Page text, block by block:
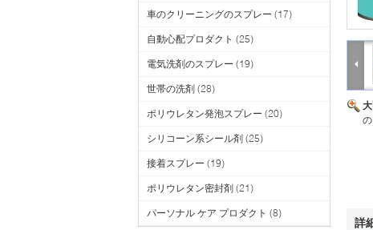
車のクリーニングのスプレー (17)
自動心配プロダクト (25)
電気洗剤のスプレー (19)
世帯の洗剤 (28)
ポリウレタン発泡スプレー (20)
シリコーン系シール剤 (25)
接着スプレー (19)
ポリウレタン密封剤 (21)
パーソナル ケア プロダクト (8)
詳